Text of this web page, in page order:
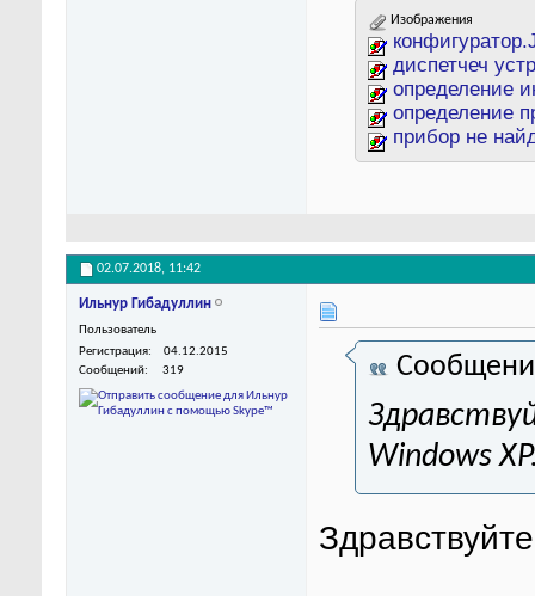
Изображения
диспетчеч
определение
определение
прибор не
02.07.2018, 11:42
Ильнур Гибадуллин
Пользователь
Регистрация
04.12.2015
Сообщений
319
Windows